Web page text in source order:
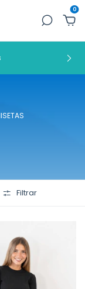
0
Filtrar